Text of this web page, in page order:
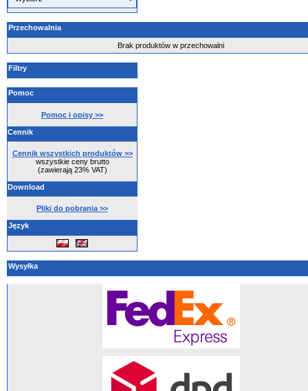
Przechowalnia
Brak produktów w przechowalni
Filtry
Pomoc
Pomoc i opisy >>
Cennik
Cennik wszystkich produktów >>
wszystkie ceny brutto
(zawierają 23% VAT)
Download
Pliki do pobrania >>
Język
Wysyłka